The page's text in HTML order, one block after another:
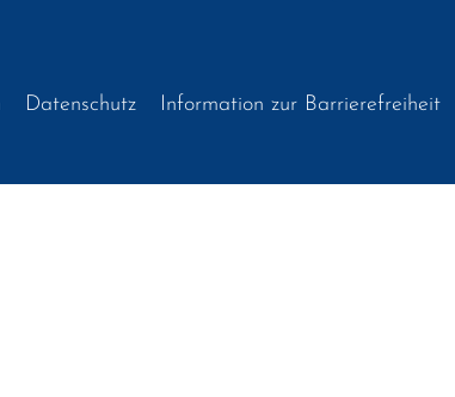
Datenschutz Information zur Barrierefreiheit